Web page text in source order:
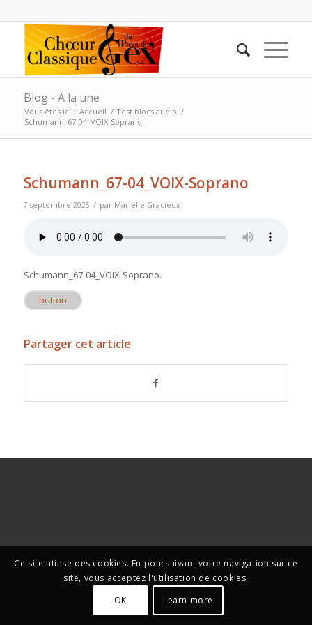
Blog - A la une
Vous êtes ici : Accueil / Test blocs audio /
Schumann_67-04_VOIX-Soprano
Schumann_67-04_VOIX-Soprano
7 septembre 2025 / par Marielle Gracieux
Schumann_67-04_VOIX-Soprano.
button
Partager cet article
Ce site utilise des cookies. En poursuivant votre navigation sur ce
site, vous acceptez l'utilisation de cookies.
OK
Learn more